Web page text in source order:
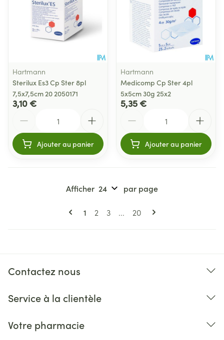
Hartmann
Sterilux Es3 Cp Ster 8pl
7,5x7,5cm 20 2050171
3,10 €
Ajouter au panier
Hartmann
Medicomp Cp Ster 4pl
5x5cm 30g 25x2
5,35 €
Ajouter au panier
Pages
Vous lisez actuellement la page
1 Page
2 Page
3 ... Page
20
Afficher par page
Contactez nous
Service à la clientèle
Votre pharmacie